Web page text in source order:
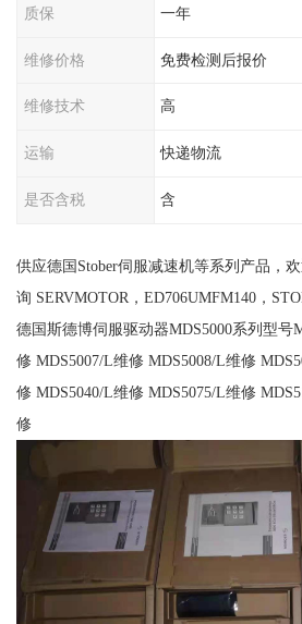
质保 一年
维修价格 免费检测后报价
维修技术 高
运输 快递物流
是否含税 含
供应德国Stober伺服减速机等系列产品，
询 SERVMOTOR，ED706UMFM140，
德国斯德博伺服驱动器MDS5000系列型号
修 MDS5007/L维修 MDS5008/L维修
修 MDS5040/L维修 MDS5075/L维修
修